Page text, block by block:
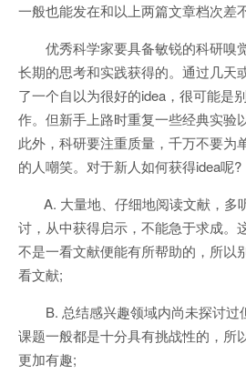
一般也能发在和以上两篇文章档次差
优秀科学家要具备敏锐的科研嗅
长期的思考和实践获得的。通过几天
了一个自以为很好的idea，很可能是
作。但新手上路时重复一些经典实验
此外，科研要注重质量，千万不要为
的人嘲笑。对于新人如何获得idea呢?
A. 大量地、仔细地阅读文献，多
讨，从中获得启示，不能急于求成。
不是一看文献便能有所帮助的，所以
看文献;
B. 总结感兴趣领域内尚未探讨
课题一般都是十分具有挑战性的，所
更加有趣;